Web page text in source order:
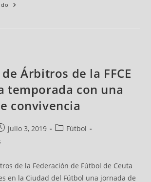
Árbitros de la FFCE
temporada con una
convivencia
julio 3, 2019
Fútbol
de la Federación de Fútbol de Ceuta
en la Ciudad del Fútbol una jornada de